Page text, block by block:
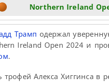
Northern Ireland
Трамп одержал
Ireland Open 2024 и
.
трофей Алекса Хиггинса